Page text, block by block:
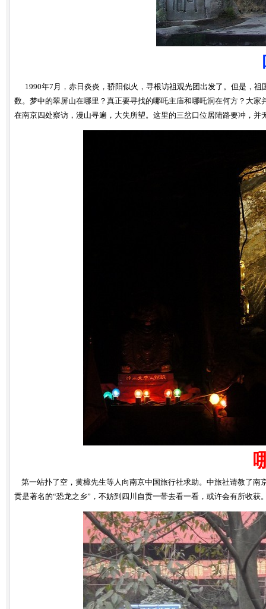
1990年7月，赤日炎炎，骄阳似火，寻根访祖观光团出发了。但是，祖
数。梦中的翠屏山在哪里？真正要寻找的哪吒主庙和哪吒洞在何方？大
在南京四处察访，漫山寻遍，大失所望。这里的三岔口位居陆路要冲，
第一站扑了空，黄樟先生等人向南京中国旅行社求助。中旅社请教了南
贡是著名的“恐龙之乡”，不妨到四川自贡一带去看一看，或许会有所收获